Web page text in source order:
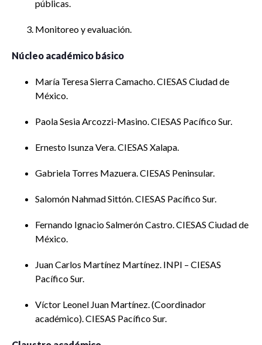
públicas.
Monitoreo y evaluación.
Núcleo académico básico
María Teresa Sierra Camacho. CIESAS Ciudad de
México.
Paola Sesia Arcozzi-Masino. CIESAS Pacífico Sur.
Ernesto Isunza Vera. CIESAS Xalapa.
Gabriela Torres Mazuera. CIESAS Peninsular.
Salomón Nahmad Sittón. CIESAS Pacífico Sur.
Fernando Ignacio Salmerón Castro. CIESAS Ciudad de
México.
Juan Carlos Martínez Martínez. INPI – CIESAS
Pacífico Sur.
Víctor Leonel Juan Martínez. (Coordinador
académico). CIESAS Pacífico Sur.